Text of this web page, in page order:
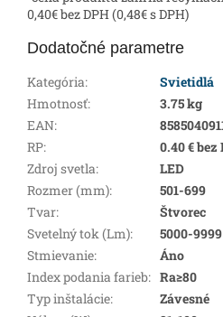
0,40€ bez DPH (0,48€ s DPH)
Dodatočné parametre
Kategória:
Svietidlá
Hmotnosť:
3.75 kg
EAN:
RP:
0.40 € bez
Zdroj svetla:
LED
Rozmer (mm):
501-699
Tvar:
Štvorec
Svetelný tok (Lm):
5000-9999
Stmievanie:
Áno
Index podania farieb: Ra≥80
Typ inštalácie:
Závesné